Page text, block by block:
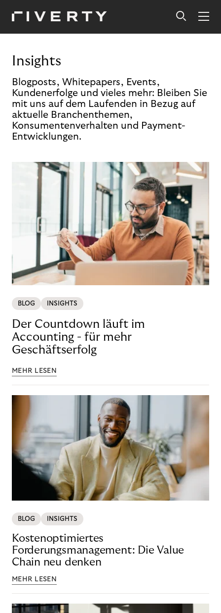
Insights
Blogposts, Whitepapers, Events,
Kundenerfolge und vieles mehr: Bleiben Sie
mit uns auf dem Laufenden in Bezug auf
aktuelle Branchenthemen,
Konsumentenverhalten und Payment-
Entwicklungen.
BLOG INSIGHTS
Der Countdown läuft im
Accounting - für mehr
Geschäftserfolg
MEHR LESEN
BLOG INSIGHTS
Kostenoptimiertes
Forderungsmanagement: Die Value
Chain neu denken
MEHR LESEN